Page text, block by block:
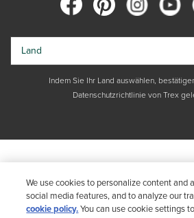
Land
Indem Sie Ihr Land auswählen,
Datenschutzrichtlinie von Trex
We use cookies to personalize content and
social media features, and to analyze our
cookie policy.You can use cookie settings